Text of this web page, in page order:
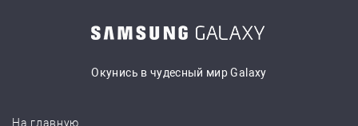
Окунись в чудесный мир Galaxy
На главную